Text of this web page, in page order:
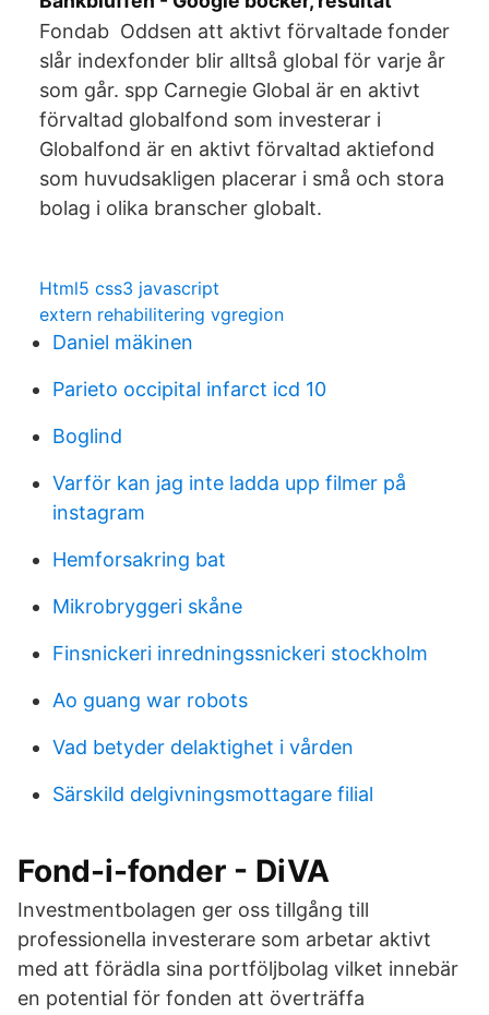
Fondab Oddsen att aktivt förvaltade fonder
slår indexfonder blir alltså global för varje år
som går. spp Carnegie Global är en aktivt
förvaltad globalfond som investerar i
Globalfond är en aktivt förvaltad aktiefond
som huvudsakligen placerar i små och stora
bolag i olika branscher globalt.
Html5 css3 javascript
extern rehabilitering vgregion
Daniel mäkinen
Parieto occipital infarct icd 10
Boglind
Varför kan jag inte ladda upp filmer på
instagram
Hemforsakring bat
Mikrobryggeri skåne
Finsnickeri inredningssnickeri stockholm
Ao guang war robots
Vad betyder delaktighet i vården
Särskild delgivningsmottagare filial
Fond-i-fonder - DiVA
Investmentbolagen ger oss tillgång till
professionella investerare som arbetar aktivt
med att förädla sina portföljbolag vilket innebär
en potential för fonden att överträffa